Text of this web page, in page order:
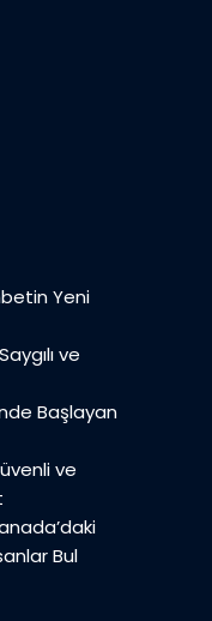
Yeni
ve
Başlayan
ve
Bul